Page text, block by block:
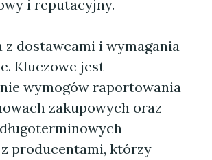
i reputacyjny.
z dostawcami i wymagania
Kluczowe jest
wymogów raportowania
zakupowych oraz
producentami, którzy